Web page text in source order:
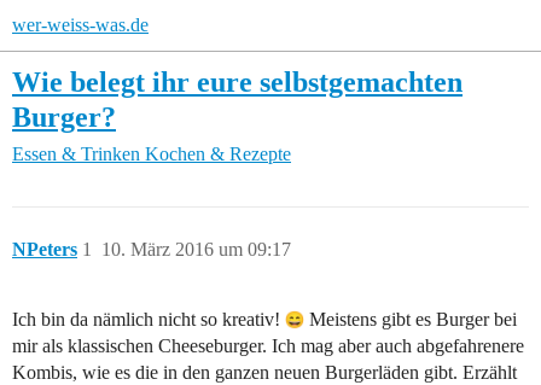
wer-weiss-was.de
Wie belegt ihr eure selbstgemachten
Burger?
Essen & Trinken Kochen & Rezepte
NPeters 10. März 2016 um 09:17
1
Ich bin da nämlich nicht so kreativ!
Meistens gibt es Burger bei
mir als klassischen Cheeseburger. Ich mag aber auch abgefahrenere
Kombis, wie es die in den ganzen neuen Burgerläden gibt. Erzählt